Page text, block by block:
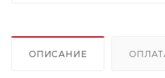
ОПИСАНИЕ